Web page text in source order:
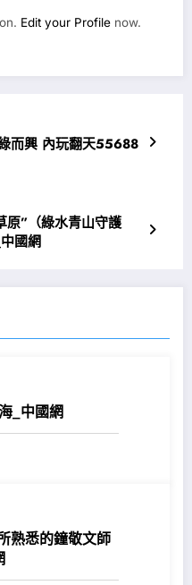
Edit your Profile now.
而興 內玩翻天55688
原”（綠水青山守護
國網
_中國網
熟悉的鐘敬文師